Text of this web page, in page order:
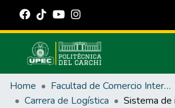
Communities & Collections
All of DSpace
Home
Facultad de Comercio Internacional, Integración, Administración y Economía Empresarial
Carrera de Logística